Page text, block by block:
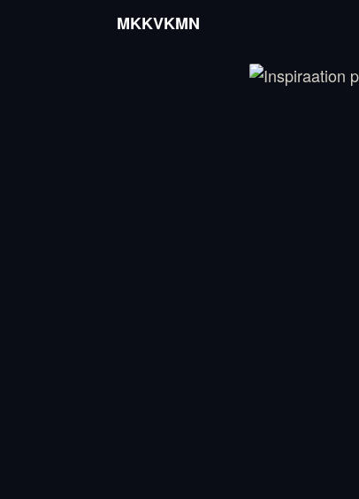
MKKVKMN